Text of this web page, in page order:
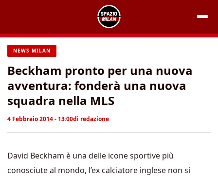
contenuto
NEWS MILAN
Beckham pronto per una nuova
avventura: fonderà una nuova
squadra nella MLS
4 Febbraio 2014 - 13:00di redazione
David Beckham è una delle icone sportive più
conosciute al mondo, l’ex calciatore inglese non si